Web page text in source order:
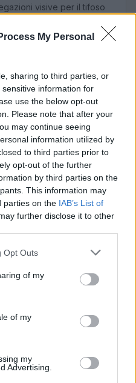
My Personal
sharing to third parties, or
information for
use the below opt-out
Please note that after your
may continue seeing
information utilized by
to third parties prior to
opt-out of the further
by third parties on the
This information may
parties on the IAB’s List of
further disclose it to other
uses one or more Google
behaviour. You may click to
and its third-party tags to
purposes in below Google
Opt Outs
of my
of my
my
Advertising.
visive per il tifoso
al Chieri e ciclista urbano.